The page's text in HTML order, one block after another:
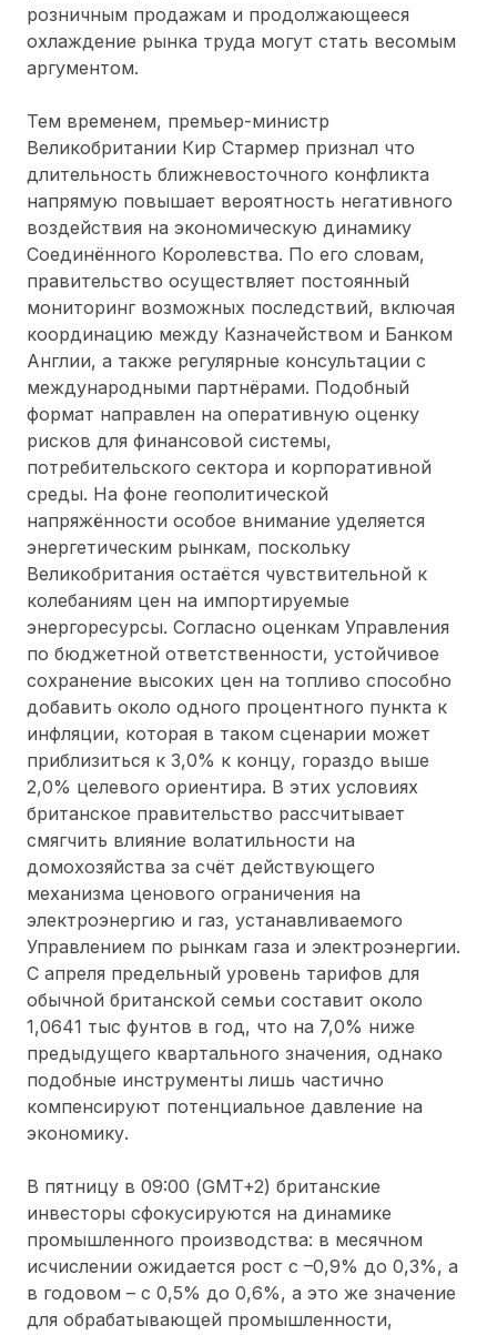
розничным продажам и продолжающееся
охлаждение рынка труда могут стать весомым
аргументом.
Тем временем, премьер-министр
Великобритании Кир Стармер признал что
длительность ближневосточного конфликта
напрямую повышает вероятность негативного
воздействия на экономическую динамику
Соединённого Королевства. По его словам,
правительство осуществляет постоянный
мониторинг возможных последствий, включая
координацию между Казначейством и Банком
Англии, а также регулярные консультации с
международными партнёрами. Подобный
формат направлен на оперативную оценку
рисков для финансовой системы,
потребительского сектора и корпоративной
среды. На фоне геополитической
напряжённости особое внимание уделяется
энергетическим рынкам, поскольку
Великобритания остаётся чувствительной к
колебаниям цен на импортируемые
энергоресурсы. Согласно оценкам Управления
по бюджетной ответственности, устойчивое
сохранение высоких цен на топливо способно
добавить около одного процентного пункта к
инфляции, которая в таком сценарии может
приблизиться к 3,0% к концу, гораздо выше
2,0% целевого ориентира. В этих условиях
британское правительство рассчитывает
смягчить влияние волатильности на
домохозяйства за счёт действующего
механизма ценового ограничения на
электроэнергию и газ, устанавливаемого
Управлением по рынкам газа и электроэнергии.
С апреля предельный уровень тарифов для
обычной британской семьи составит около
1,0641 тыс фунтов в год, что на 7,0% ниже
предыдущего квартального значения, однако
подобные инструменты лишь частично
компенсируют потенциальное давление на
экономику.
В пятницу в 09:00 (GMT+2) британские
инвесторы сфокусируются на динамике
промышленного производства: в месячном
исчислении ожидается рост с –0,9% до 0,3%, а
в годовом – с 0,5% до 0,6%, а это же значение
для обрабатывающей промышленности,